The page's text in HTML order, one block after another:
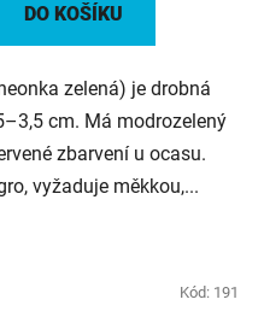
DO KOŠÍKU
zelená) je drobná
cm. Má modrozelený
zbarvení u ocasu.
vyžaduje měkkou,...
Kód: 191